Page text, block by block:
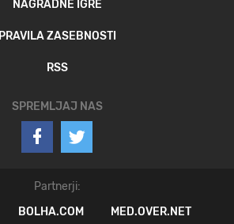
NAGRADNE IGRE
PRAVILA ZASEBNOSTI
RSS
SPREMLJAJ NAS
Partnerji:
BOLHA.COM MED.OVER.NET